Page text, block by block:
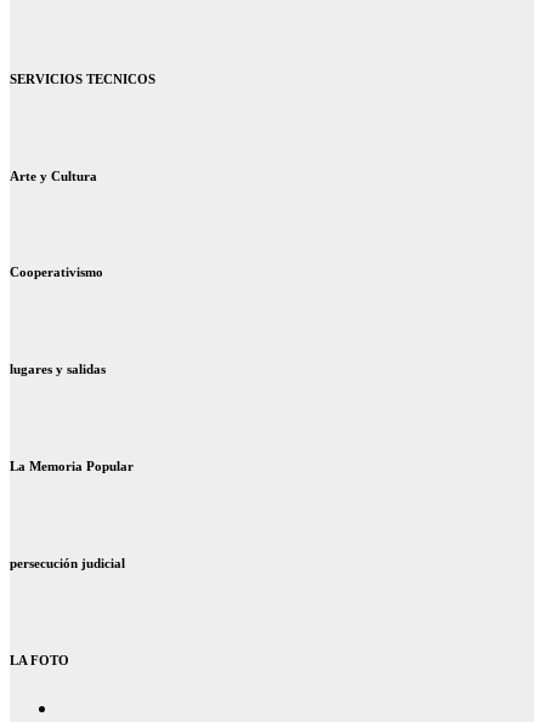
SERVICIOS TECNICOS
Arte y Cultura
Cooperativismo
lugares y salidas
La Memoria Popular
persecución judicial
LA FOTO